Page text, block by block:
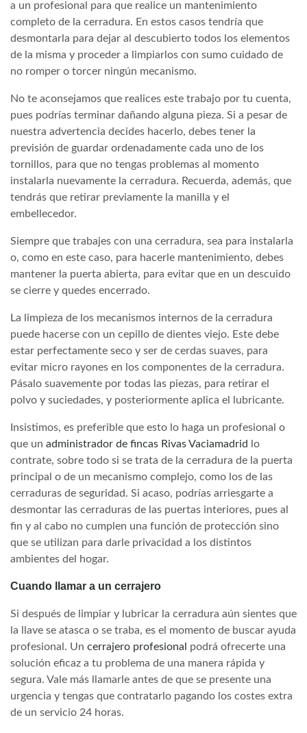
a un profesional para que realice un mantenimiento
completo de la cerradura. En estos casos tendría que
desmontarla para dejar al descubierto todos los elementos
de la misma y proceder a limpiarlos con sumo cuidado de
no romper o torcer ningún mecanismo.
No te aconsejamos que realices este trabajo por tu cuenta,
pues podrías terminar dañando alguna pieza. Si a pesar de
nuestra advertencia decides hacerlo, debes tener la
previsión de guardar ordenadamente cada uno de los
tornillos, para que no tengas problemas al momento
instalarla nuevamente la cerradura. Recuerda, además, que
tendrás que retirar previamente la manilla y el
embellecedor.
Siempre que trabajes con una cerradura, sea para instalarla
o, como en este caso, para hacerle mantenimiento, debes
mantener la puerta abierta, para evitar que en un descuido
se cierre y quedes encerrado.
La limpieza de los mecanismos internos de la cerradura
puede hacerse con un cepillo de dientes viejo. Este debe
estar perfectamente seco y ser de cerdas suaves, para
evitar micro rayones en los componentes de la cerradura.
Pásalo suavemente por todas las piezas, para retirar el
polvo y suciedades, y posteriormente aplica el lubricante.
Insistimos, es preferible que esto lo haga un profesional o
que un administrador de fincas Rivas Vaciamadrid
lo
contrate, sobre todo si se trata de la cerradura de la puerta
principal o de un mecanismo complejo, como los de las
cerraduras de seguridad. Si acaso, podrías arriesgarte a
desmontar las cerraduras de las puertas interiores, pues al
fin y al cabo no cumplen una función de protección sino
que se utilizan para darle privacidad a los distintos
ambientes del hogar.
Cuando llamar a un cerrajero
Si después de limpiar y lubricar la cerradura aún sientes que
la llave se atasca o se traba, es el momento de buscar ayuda
profesional. Un cerrajero profesional
podrá ofrecerte una
solución eficaz a tu problema de una manera rápida y
segura. Vale más llamarle antes de que se presente una
urgencia y tengas que contratarlo pagando los costes extra
de un servicio 24 horas.